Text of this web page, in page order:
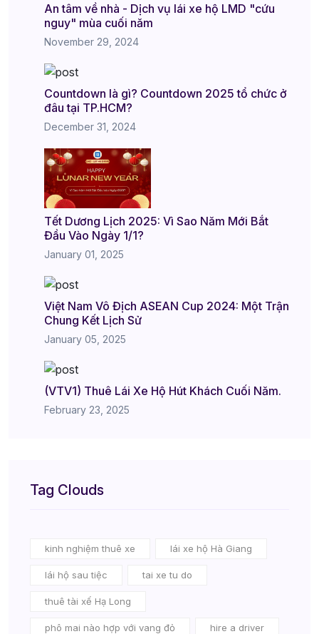
An tâm về nhà - Dịch vụ lái xe hộ LMD "cứu
nguy" mùa cuối năm
November 29, 2024
Countdown là gì? Countdown 2025 tổ chức ở
đâu tại TP.HCM?
December 31, 2024
Tết Dương Lịch 2025: Vì Sao Năm Mới Bắt
Đầu Vào Ngày 1/1?
January 01, 2025
Việt Nam Vô Địch ASEAN Cup 2024: Một Trận
Chung Kết Lịch Sử
January 05, 2025
(VTV1) Thuê Lái Xe Hộ Hút Khách Cuối Năm.
February 23, 2025
Tag Clouds
kinh nghiệm thuê xe lái xe hộ Hà Giang
lái hộ sau tiệc tai xe tu do
thuê tài xế Hạ Long
phô mai nào hợp với vang đỏ hire a driver